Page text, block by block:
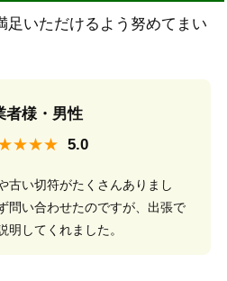
足いただけるよう努めてまい
者様・男性
古い切符がたくさんありまし
問い合わせたのですが、出張で
明してくれました。